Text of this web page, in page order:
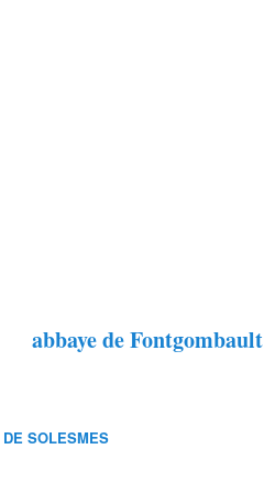
abbaye de Fontgombault
SOLESMES